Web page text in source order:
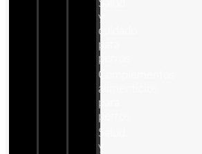
Salud
y
cuidado
para
perros
Complementos
alimenticios
para
perros
Salud
y